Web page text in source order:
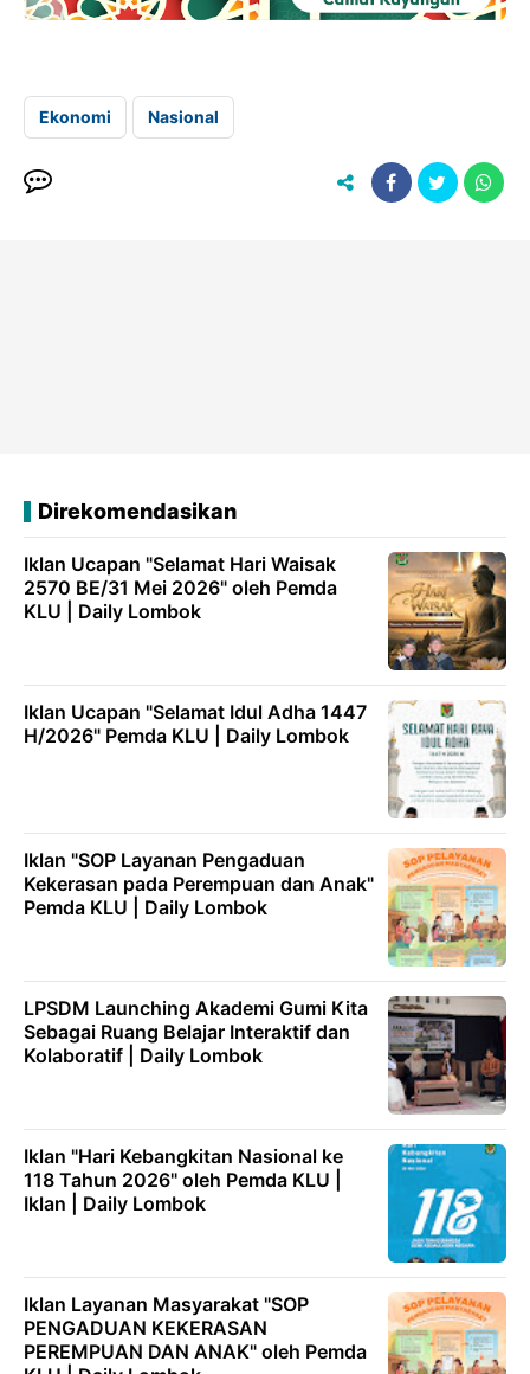
Ekonomi Nasional
Direkomendasikan
Iklan Ucapan "Selamat Hari Waisak
2570 BE/31 Mei 2026" oleh Pemda
KLU | Daily Lombok
Iklan Ucapan "Selamat Idul Adha 1447
H/2026" Pemda KLU | Daily Lombok
Iklan "SOP Layanan Pengaduan
Kekerasan pada Perempuan dan Anak"
Pemda KLU | Daily Lombok
LPSDM Launching Akademi Gumi Kita
Sebagai Ruang Belajar Interaktif dan
Kolaboratif | Daily Lombok
Iklan "Hari Kebangkitan Nasional ke
118 Tahun 2026" oleh Pemda KLU |
Iklan | Daily Lombok
Iklan Layanan Masyarakat "SOP
PENGADUAN KEKERASAN
PEREMPUAN DAN ANAK" oleh Pemda